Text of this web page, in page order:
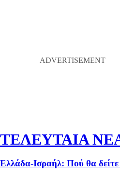
ΤΕΛΕΥΤΑΙΑ
Ελλάδα-Ισραήλ: Πού θα